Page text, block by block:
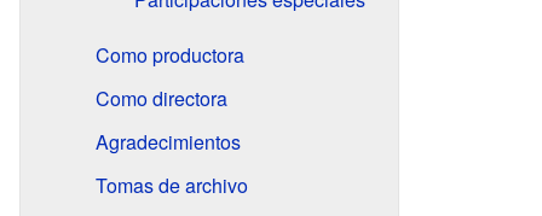
Como productora
Como directora
Agradecimientos
Tomas de archivo